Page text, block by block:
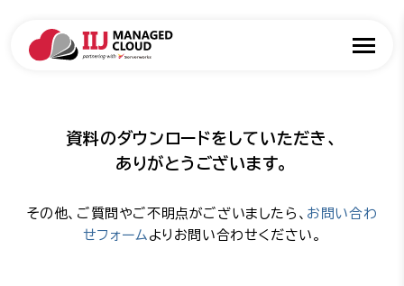
資料のダウンロードをしていただき、
ありがとうございます。
その他、ご質問やご不明点がございましたら、 お問い合わ
せフォーム よりお問い合わせください。